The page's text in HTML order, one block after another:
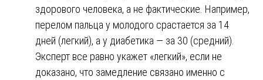
здорового человека, а не фактические. Например,
перелом пальца у молодого срастается за 14
дней (легкий), а у диабетика — за 30 (средний).
Эксперт все равно укажет «легкий», если не
доказано, что замедление связано именно с